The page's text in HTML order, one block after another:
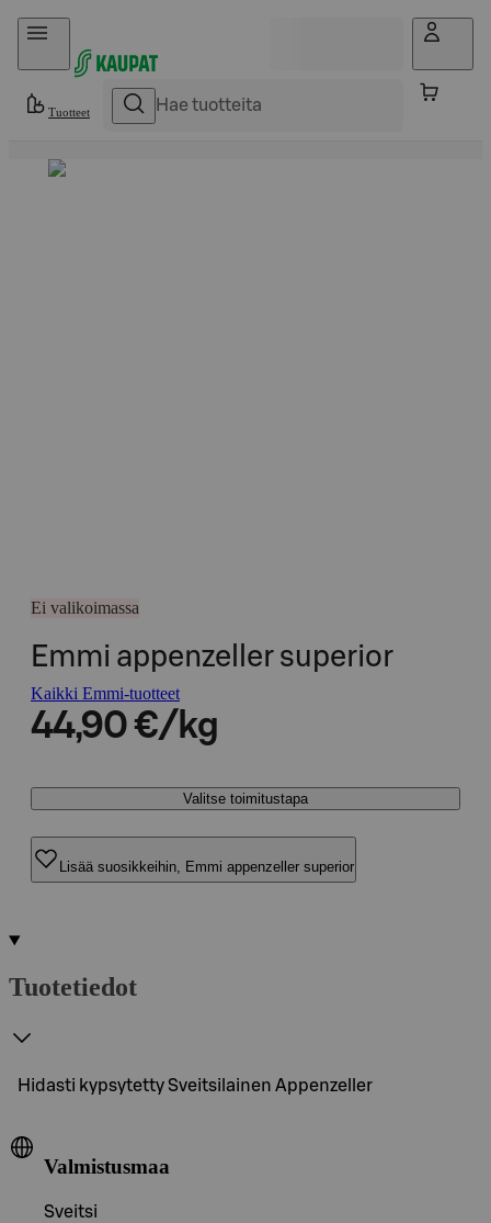
Hyppää sisältöön
Tuotteet
Ei valikoimassa
Emmi appenzeller superior
Kaikki Emmi-tuotteet
44,90 €/kg
Valitse toimitustapa
Lisää suosikkeihin, Emmi appenzeller superior
Tuotetiedot
Hidasti kypsytetty Sveitsilainen Appenzeller
Valmistusmaa
Sveitsi